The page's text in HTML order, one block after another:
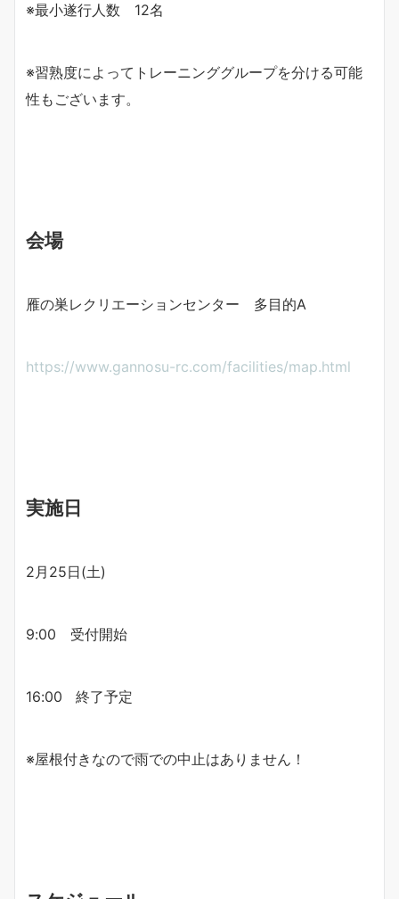
※最小遂行人数 12名
※習熟度によってトレーニンググループを分ける可能
性もございます。
会場
雁の巣レクリエーションセンター 多目的A
https://www.gannosu-rc.com/facilities/map.html
実施日
2月25日(土)
9:00 受付開始
16:00 終了予定
※屋根付きなので雨での中止はありません！